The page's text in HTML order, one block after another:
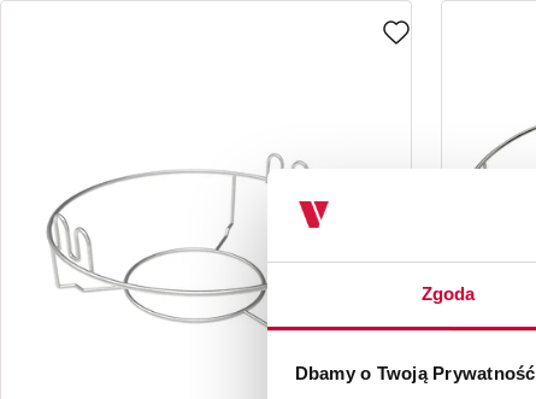
Zgoda
Dbamy o Twoją Prywatność